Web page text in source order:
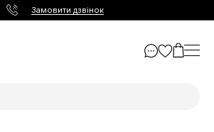
Замовити дзвінок